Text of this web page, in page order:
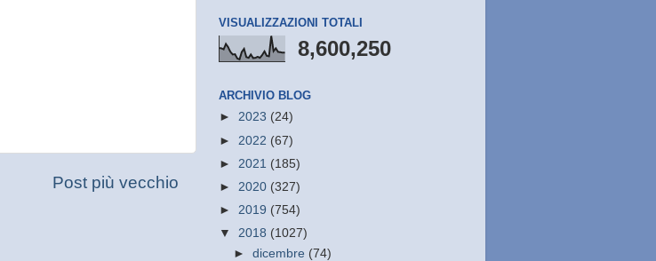
Post più vecchio
VISUALIZZAZIONI TOTALI
8,600,250
ARCHIVIO BLOG
► 2023 (24)
► 2022 (67)
► 2021 (185)
► 2020 (327)
► 2019 (754)
▼ 2018 (1027)
►dicembre (74)